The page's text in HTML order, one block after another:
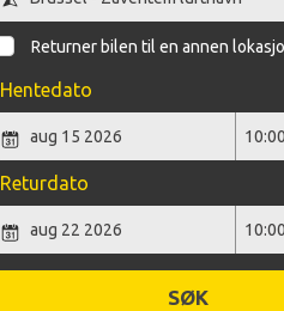
Returner bilen til en annen
Hentedato
Returdato
SØK